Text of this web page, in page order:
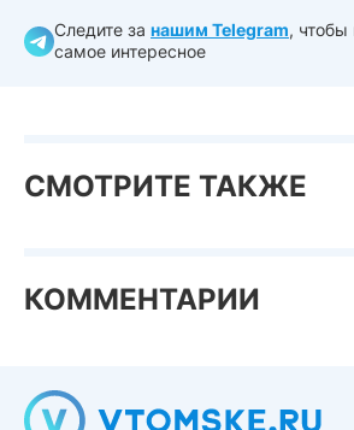
Следите за нашим Telegram, чтобы
самое интересное
СМОТРИТЕ ТАКЖЕ
КОММЕНТАРИИ